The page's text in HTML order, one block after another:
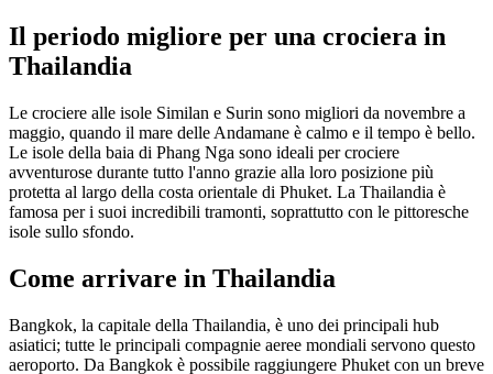
Il periodo migliore per una crociera in
Thailandia
Le crociere alle isole Similan e Surin sono migliori da novembre a
maggio, quando il mare delle Andamane è calmo e il tempo è bello.
Le isole della baia di Phang Nga sono ideali per crociere
avventurose durante tutto l'anno grazie alla loro posizione più
protetta al largo della costa orientale di Phuket. La Thailandia è
famosa per i suoi incredibili tramonti, soprattutto con le pittoresche
isole sullo sfondo.
Come arrivare in Thailandia
Bangkok, la capitale della Thailandia, è uno dei principali hub
asiatici; tutte le principali compagnie aeree mondiali servono questo
aeroporto. Da Bangkok è possibile raggiungere Phuket con un breve